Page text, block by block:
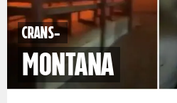
Crans-
Montana